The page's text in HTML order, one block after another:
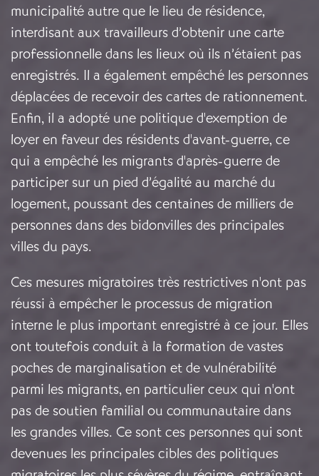
municipalité autre que le lieu de résidence,
interdisant aux travailleurs d’obtenir une carte
professionnelle dans les lieux où ils n’étaient pas
enregistrés. Il a également empêché les personnes
déplacées de recevoir des cartes de rationnement.
Enfin, il a adopté une politique d'exemption de
loyer en faveur des résidents d'avant-guerre, ce
qui a empêché les migrants d'après-guerre de
participer sur un pied d’égalité au marché du
logement, poussant des centaines de milliers de
personnes dans des bidonvilles des principales
villes du pays.
Ces mesures migratoires très restrictives n'ont pas
réussi à empêcher le processus de migration
interne le plus important enregistré à ce jour. Elles
ont toutefois conduit à la formation de vastes
poches de marginalisation et de vulnérabilité
parmi les migrants, en particulier ceux qui n'ont
pas de soutien familial ou communautaire dans
les grandes villes. Ce sont ces personnes qui sont
devenues les principales cibles des politiques